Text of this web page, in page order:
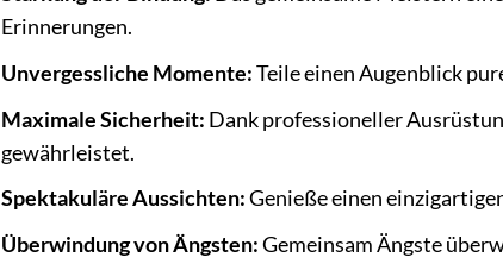
Erinnerungen.
Unvergessliche Momente:Teile einen Augenblick
Maximale Sicherheit: Dank professioneller
gewährleistet.
Spektakuläre Aussichten:Genieße einen
Überwindung von Ängsten:Gemeinsam Ängste